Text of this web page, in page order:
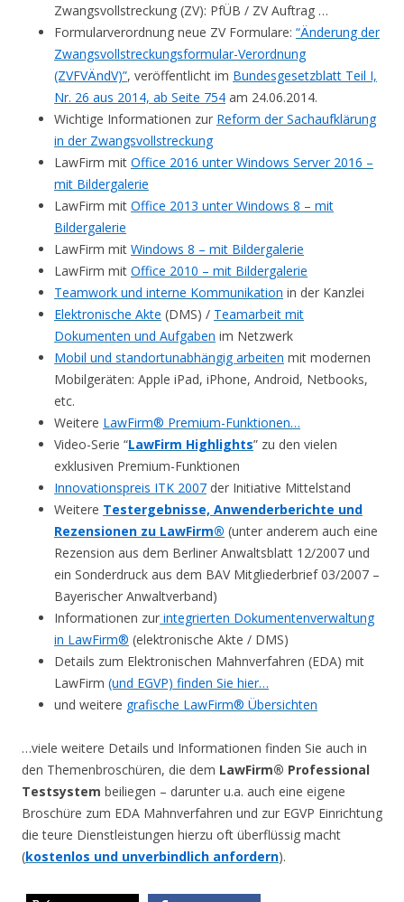
Zwangsvollstreckung (ZV): PfÜB / ZV Auftrag …
Formularverordnung neue ZV Formulare: “Änderung der
Zwangsvollstreckungsformular-Verordnung
(ZVFVÄndV)”, veröffentlicht im Bundesgesetzblatt Teil I,
Nr. 26 aus 2014, ab Seite 754 am 24.06.2014.
Wichtige Informationen zur Reform der Sachaufklärung
in der Zwangsvollstreckung
LawFirm mit Office 2016 unter Windows Server 2016 –
mit Bildergalerie
LawFirm mit Office 2013 unter Windows 8 – mit
Bildergalerie
LawFirm mit Windows 8 – mit Bildergalerie
LawFirm mit Office 2010 – mit Bildergalerie
Teamwork und interne Kommunikation in der Kanzlei
Elektronische Akte (DMS) / Teamarbeit mit
Dokumenten und Aufgaben im Netzwerk
Mobil und standortunabhängig arbeiten mit modernen
Mobilgeräten: Apple iPad, iPhone, Android, Netbooks,
etc.
Weitere LawFirm® Premium-Funktionen…
Video-Serie “LawFirm Highlights” zu den vielen
exklusiven Premium-Funktionen
Innovationspreis ITK 2007 der Initiative Mittelstand
Weitere Testergebnisse, Anwenderberichte und
Rezensionen zu LawFirm® (unter anderem auch eine
Rezension aus dem Berliner Anwaltsblatt 12/2007 und
ein Sonderdruck aus dem BAV Mitgliederbrief 03/2007 –
Bayerischer Anwaltverband)
Informationen zur integrierten Dokumentenverwaltung
in LawFirm® (elektronische Akte / DMS)
Details zum Elektronischen Mahnverfahren (EDA) mit
LawFirm (und EGVP) finden Sie hier…
und weitere grafische LawFirm® Übersichten
…viele weitere Details und Informationen finden Sie auch in
den Themenbroschüren, die dem LawFirm® Professional
Testsystem beiliegen – darunter u.a. auch eine eigene
Broschüre zum EDA Mahnverfahren und zur EGVP Einrichtung
die teure Dienstleistungen hierzu oft überflüssig macht
(kostenlos und unverbindlich anfordern).